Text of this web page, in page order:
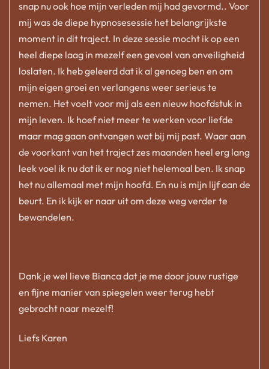
snap nu ook hoe mijn verleden mij had gevormd.. Voor
mij was de diepe hypnosesessie het belangrijkste
moment in dit traject. In deze sessie mocht ik op een
heel diepe laag in mezelf een gevoel van onveiligheid
loslaten. Ik heb geleerd dat ik al genoeg ben en om
mijn eigen groei en verlangens weer serieus te
nemen. Het voelt voor mij als een nieuw hoofdstuk in
mijn leven. Ik hoef niet meer te werken voor liefde
maar mag gaan ontvangen wat bij mij past. Waar aan
de voorkant van het traject zes maanden heel erg lang
leek voel ik nu dat ik er nog niet helemaal ben. Ik snap
het nu allemaal met mijn hoofd. En nu is mijn lijf aan de
beurt. En ik kijk er naar uit om deze weg verder te
bewandelen.
Dank je wel lieve Bianca dat je me door jouw rustige
en fijne manier van spiegelen weer terug hebt
gebracht naar mezelf!
Liefs Karen